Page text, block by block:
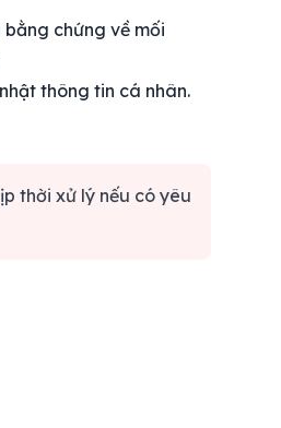
chứng về mối
thông tin cá nhân.
thời xử lý nếu có yêu